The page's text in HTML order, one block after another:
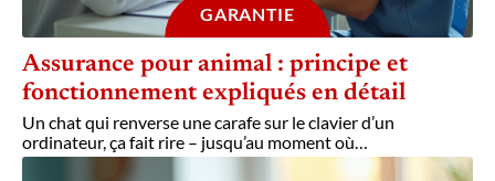
GARANTIE
Assurance pour animal : principe et
fonctionnement expliqués en détail
Un chat qui renverse une carafe sur le clavier d’un
ordinateur, ça fait rire – jusqu’au moment où